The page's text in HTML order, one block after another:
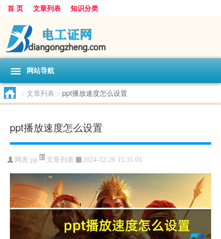
首 页 文章列表 知识分类
网站导航
> 文章列表 > ppt播放速度怎么设置
ppt播放速度怎么设置
网友:pp 文章列表 2024-12-26 15:35:01